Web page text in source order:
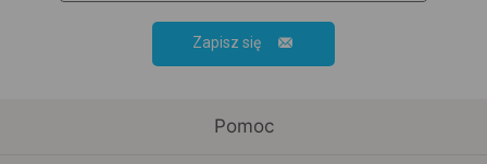
Zapisz się
Pomoc